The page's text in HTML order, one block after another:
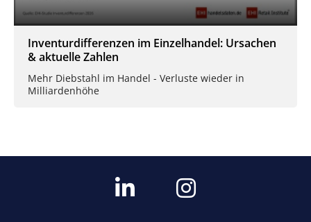
Inventurdifferenzen im Einzelhandel: Ursachen
& aktuelle Zahlen
Mehr Diebstahl im Handel - Verluste wieder in
Milliardenhöhe